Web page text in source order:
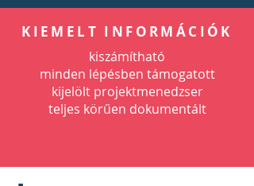
KIEMELT INFORMÁCIÓK
kiszámítható
minden lépésben támogatott
kijelölt projektmenedzser
teljes körűen dokumentált